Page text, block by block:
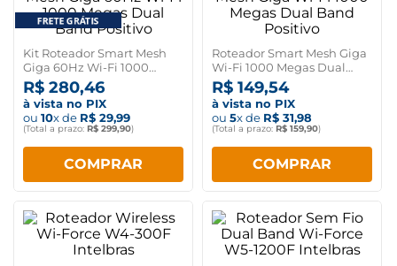
Kit Roteador Smart Mesh
Giga 60Hz Wi-Fi 1000
Megas Dual Band Positivo
R$ 280,46
à vista no PIX
ou 10x de R$ 29,99
(Total a prazo: R$ 299,90)
COMPRAR
Roteador Smart Mesh Giga
Wi-Fi 1000 Megas Dual
Band Positivo
R$ 149,54
à vista no PIX
ou 5x de R$ 31,98
(Total a prazo: R$ 159,90)
COMPRAR